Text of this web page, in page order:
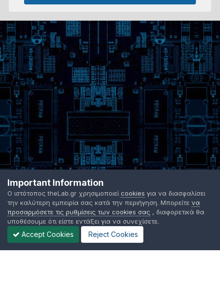
Important Information
Ο ιστότοπος theLab.gr χρησιμοποιεί cookies για να διασφαλίσει
την καλύτερη εμπειρία σας κατά την περιήγηση. Μπορείτε να
προσαρμόσετε τις ρυθμίσεις των cookies σας , διαφορετικά θα
υποθέσουμε ότι είστε εντάξει για να συνεχίσετε.
Accept Cookies Reject Cookies